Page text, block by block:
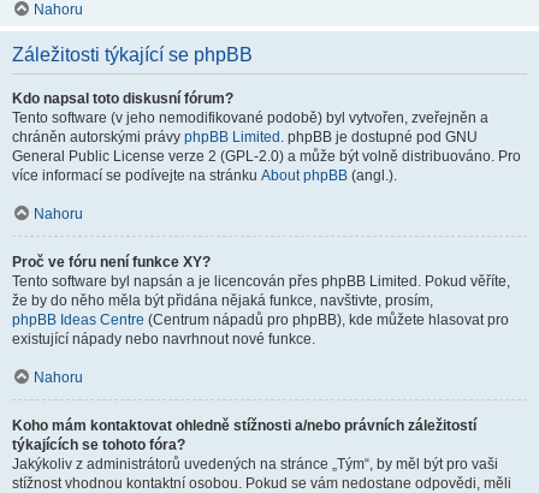
Nahoru
Záležitosti týkající se phpBB
Kdo napsal toto diskusní fórum?
Tento software (v jeho nemodifikované podobě) byl vytvořen, zveřejněn a
chráněn autorskými právy phpBB Limited . phpBB je dostupné pod GNU
General Public License verze 2 (GPL-2.0) a může být volně distribuováno. Pro
více informací se podívejte na stránku About phpBB (angl.).
Nahoru
Proč ve fóru není funkce XY?
Tento software byl napsán a je licencován přes phpBB Limited. Pokud věříte,
že by do něho měla být přidána nějaká funkce, navštivte, prosím,
phpBB Ideas Centre (Centrum nápadů pro phpBB), kde můžete hlasovat pro
existující nápady nebo navrhnout nové funkce.
Nahoru
Koho mám kontaktovat ohledně stížnosti a/nebo právních záležitostí
týkajících se tohoto fóra?
Jakýkoliv z administrátorů uvedených na stránce „Tým“, by měl být pro vaši
stížnost vhodnou kontaktní osobou. Pokud se vám nedostane odpovědi, měli